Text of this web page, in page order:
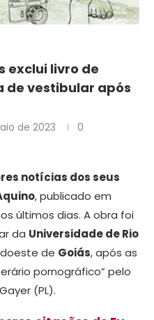
exclui livro de
de vestibular após
de 2023
0
notícias dos seus
, publicado em
últimos dias. A obra foi
da Universidade de Rio
de Goiás, após as
pornográfico” pelo
(PL).